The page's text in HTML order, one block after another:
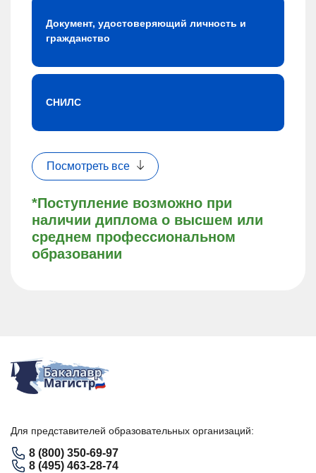
*Поступление возможно при
наличии диплома о высшем или
среднем профессиональном
образовании
Документ, удостоверяющий личность и
гражданство
СНИЛС
Посмотреть все
Для представителей образовательных организаций:
8 (800) 350-69-97
8 (495) 463-28-74